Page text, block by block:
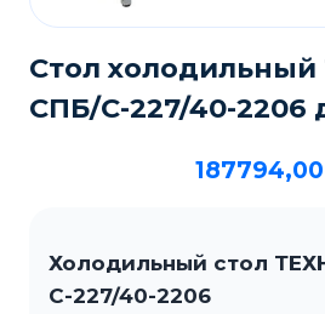
Стол
СПБ/С-227/40-2206
187794,00
Холодильный стол
С-227/40-2206